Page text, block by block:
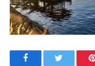
Facebook